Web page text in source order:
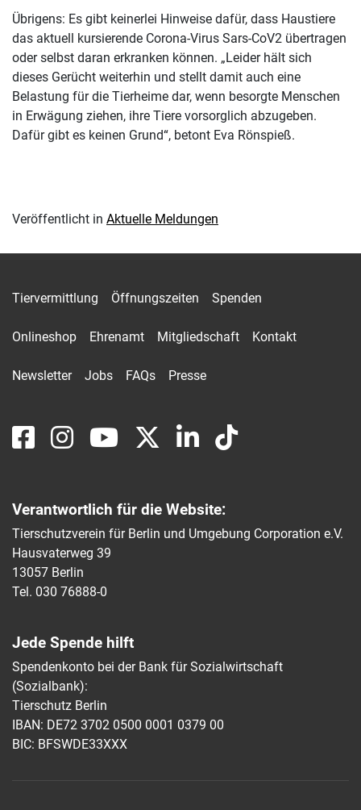
Übrigens: Es gibt keinerlei Hinweise dafür, dass Haustiere
das aktuell kursierende Corona-Virus Sars-CoV2 übertragen
oder selbst daran erkranken können. „Leider hält sich
dieses Gerücht weiterhin und stellt damit auch eine
Belastung für die Tierheime dar, wenn besorgte Menschen
in Erwägung ziehen, ihre Tiere vorsorglich abzugeben.
Dafür gibt es keinen Grund“, betont Eva Rönspieß.
Veröffentlicht in Aktuelle Meldungen
Tiervermittlung Öffnungszeiten Spenden
Onlineshop Ehrenamt Mitgliedschaft Kontakt
Newsletter Jobs FAQs Presse
Verantwortlich für die Website:
Tierschutzverein für Berlin und Umgebung Corporation e.V.
Hausvaterweg 39
13057 Berlin
Tel. 030 76888-0
Jede Spende hilft
Spendenkonto bei der Bank für Sozialwirtschaft
(Sozialbank):
Tierschutz Berlin
IBAN: DE72 3702 0500 0001 0379 00
BIC: BFSWDE33XXX